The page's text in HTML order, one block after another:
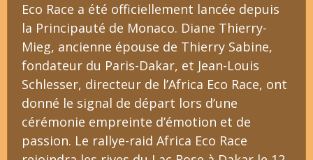
Eco Race a été officiellement lancée depuis
la Principauté de Monaco. Diane Thierry-
Mieg, ancienne épouse de Thierry Sabine,
fondateur du Paris-Dakar, et Jean-Louis
Schlesser, directeur de l’Africa Eco Race, ont
donné le signal de départ lors d’une
cérémonie empreinte d’émotion et de
passion. Le rallye-raid Africa Eco Race